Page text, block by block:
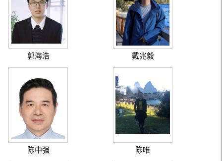
郭海浩 戴兆毅
陈中强 陈唯